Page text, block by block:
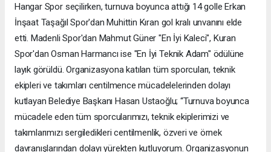
Hangar Spor seçilirken, turnuva boyunca attığı 14 golle Erkan
İnşaat Taşağıl Spor'dan Muhittin Kıran gol kralı unvanını elde
etti. Madenli Spor'dan Mahmut Güner "En İyi Kaleci", Kuran
Spor'dan Osman Harmancı ise "En İyi Teknik Adam" ödülüne
layık görüldü. Organizasyona katılan tüm sporcuları, teknik
ekipleri ve takımları centilmence mücadelelerinden dolayı
kutlayan Belediye Başkanı Hasan Ustaoğlu; “Turnuva boyunca
mücadele eden tüm sporcularımızı, teknik ekiplerimizi ve
takımlarımızı sergiledikleri centilmenlik, özveri ve örnek
davranışlarından dolayı yürekten kutluyorum. Organizasyonun